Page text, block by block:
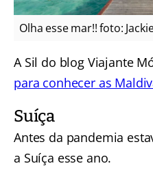
Olha esse mar!! foto:
A Sil do blog Viajante
para conhecer as
Suíça
Antes da pandemia
a Suíça esse ano.